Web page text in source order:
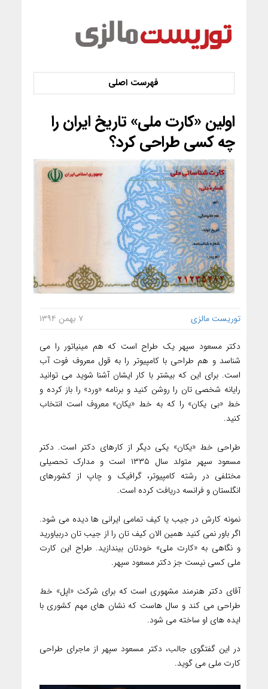
اولین «کارت ملی» تاریخ ایران را
چه کسی طراحی کرد؟
توریست مالزی ۷ بهمن ۱۳۹۴
دکتر مسعود سپهر یک طراح است که هم مینیاتور را می
شناسد و هم طراحی با کامپیوتر را به قول معروف فوت آب
است. برای این که بیشتر با کار ایشان آشنا شوید می توانید
رایانه شخصی تان را روشن کنید و برنامه «ورد» را باز کرده و
خط «بی یکان» را که به خط «یکان» معروف است انتخاب
کنید.
طراحی خط «یکان» یکی دیگر از کارهای دکتر است. دکتر
مسعود سپهر متولد سال ۱۳۳۵ است و مدارک تحصیلی
مختلفی در رشته کامپیوتر، گرافیک و چاپ از کشورهای
انگلستان و فرانسه دریافت کرده است.
نمونه کارش در جیب یا کیف تمامی ایرانی ها دیده می شود.
اگر باور نمی کنید همین الان کیف تان را از جیب تان دربیاورید
و نگاهی به «کارت ملی» خودتان بیندازید. طراح این کارت
ملی کسی نیست جز دکتر مسعود سپهر.
آقای دکتر هنرمند مشهوری است که برای شرکت «اپل» خط
طراحی می کند و سال هاست که نشان های مهم کشوری با
ایده های او ساخته می شود.
در این گفتگوی جالب، دکتر مسعود سپهر از ماجرای طراحی
کارت ملی می گوید.